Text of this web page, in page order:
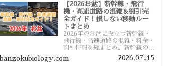
【2026お盆】新幹線・飛行
機・高速道路の混雑＆割引完
全ガイド！損しない移動ルー
トまとめ
2026年のお盆に役立つ新幹線・
飛行機・高速道路の混雑・料金・
割引情報を総まとめ。新幹線の予
約や最繁忙期料金、飛行機を安く
予約するコツ、高速道路の休日割
banzokubiology.com 2026.07.15